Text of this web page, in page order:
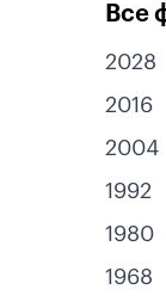
Все
2028
2016
2004
1992
1980
1968